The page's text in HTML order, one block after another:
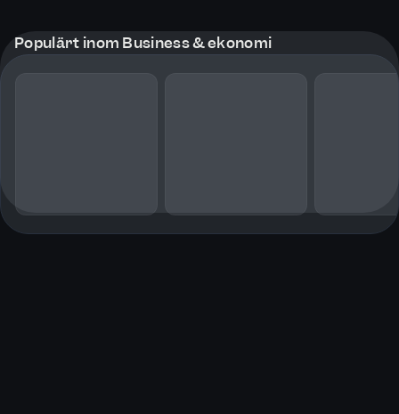
Populärt inom Business & ekonomi